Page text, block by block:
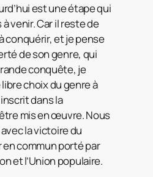
est une étape qui
venir. Car il reste de
conquérir, et je pense
de son genre, qui
conquête, je
libre choix du genre à
dans la
mis en œuvre. Nous
la victoire du
en commun porté par
et l’Union populaire.